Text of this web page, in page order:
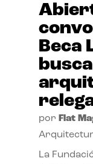
Beca
por Flat
La